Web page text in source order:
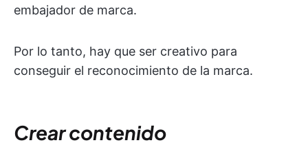
embajador de marca.
Por lo tanto, hay que ser creativo para
conseguir el reconocimiento de la marca.
Crear contenido